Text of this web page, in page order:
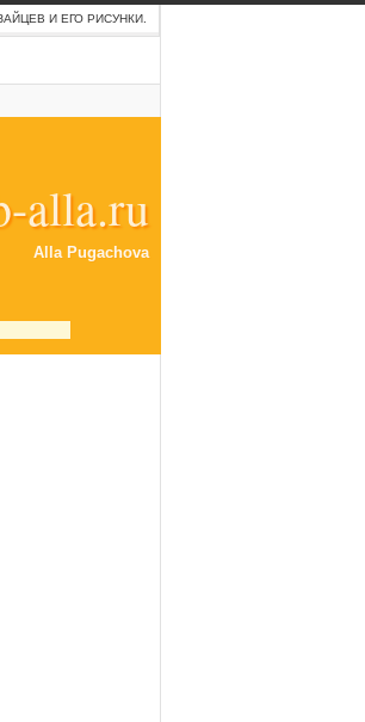
alla.ru
Alla Pugachova
И ЕГО РИСУНКИ.